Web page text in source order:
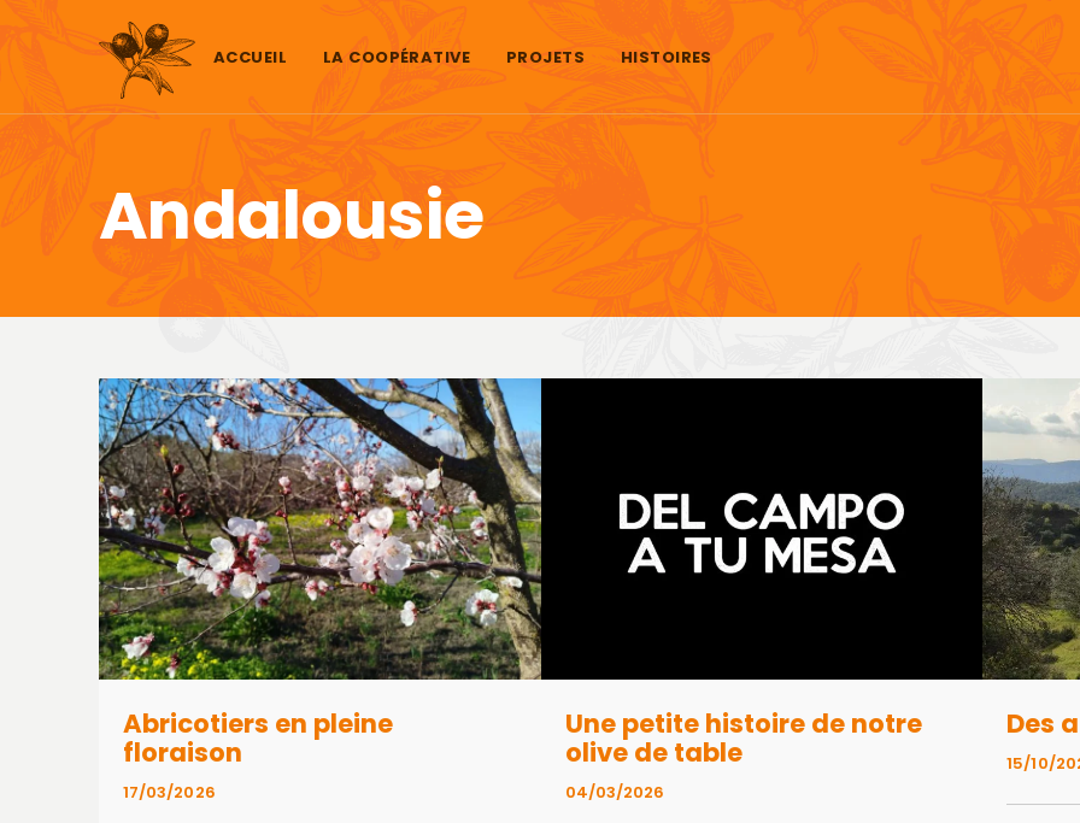
Aller au contenu
ACCUEIL LA COOPÉRATIVE PROJETS HISTOIRES
Andalousie
17/03/2026
Abricotiers en pleine
floraison
04/03/2026
Une petite histoire de notre
olive de table
15/10/
Des